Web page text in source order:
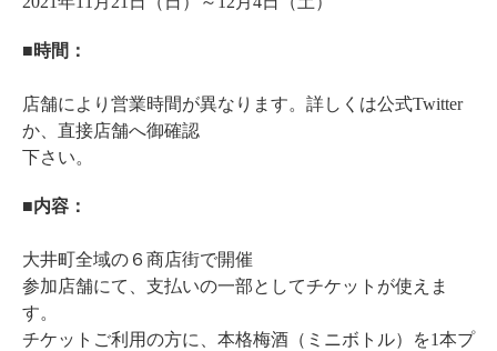
■時間：
店舗により営業時間が異なります。詳しくは公式Twitter
か、直接店舗へ御確認
下さい。
■内容：
大井町全域の６商店街で開催
参加店舗にて、支払いの一部としてチケットが使えま
す。
チケットご利用の方に、本格梅酒（ミニボトル）を1本プ